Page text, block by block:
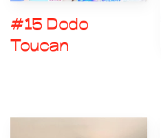
#15 Dodo
Toucan